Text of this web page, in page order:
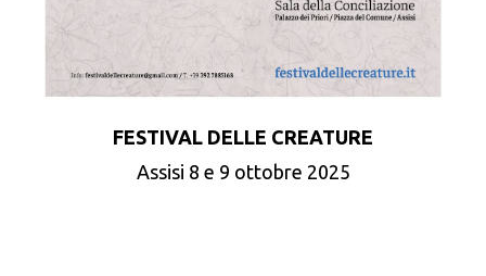
FESTIVAL DELLE CREATURE
Assisi 8 e 9 ottobre 2025